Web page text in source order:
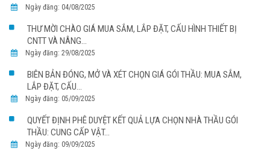
Ngày đăng: 04/08/2025
THƯ MỜI CHÀO GIÁ MUA SẮM, LẮP ĐẶT, CẤU HÌNH THIẾT BỊ
CNTT VÀ NÂNG...
Ngày đăng: 29/08/2025
BIÊN BẢN ĐÓNG, MỞ VÀ XÉT CHỌN GIÁ GÓI THẦU: MUA SẮM,
LẮP ĐẶT, CẤU...
Ngày đăng: 05/09/2025
QUYẾT ĐỊNH PHÊ DUYỆT KẾT QUẢ LỰA CHỌN NHÀ THẦU GÓI
THẦU: CUNG CẤP VẬT...
Ngày đăng: 09/09/2025